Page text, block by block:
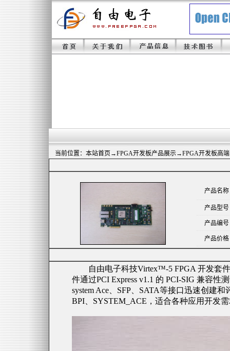
当前位置： 本站首页 →FPGA开发板产品展示→FPGA开发板高
产品名
产品型
产品编
产品价
自由电子科技Virtex™-5 FPGA 开发套
件通过PCI Express v1.1 的 PCI-SIG 兼容性
system Ace
SFP SATA等接口迅速创建和
BPI
SYSTEM_ACE ，适合各种应用开发